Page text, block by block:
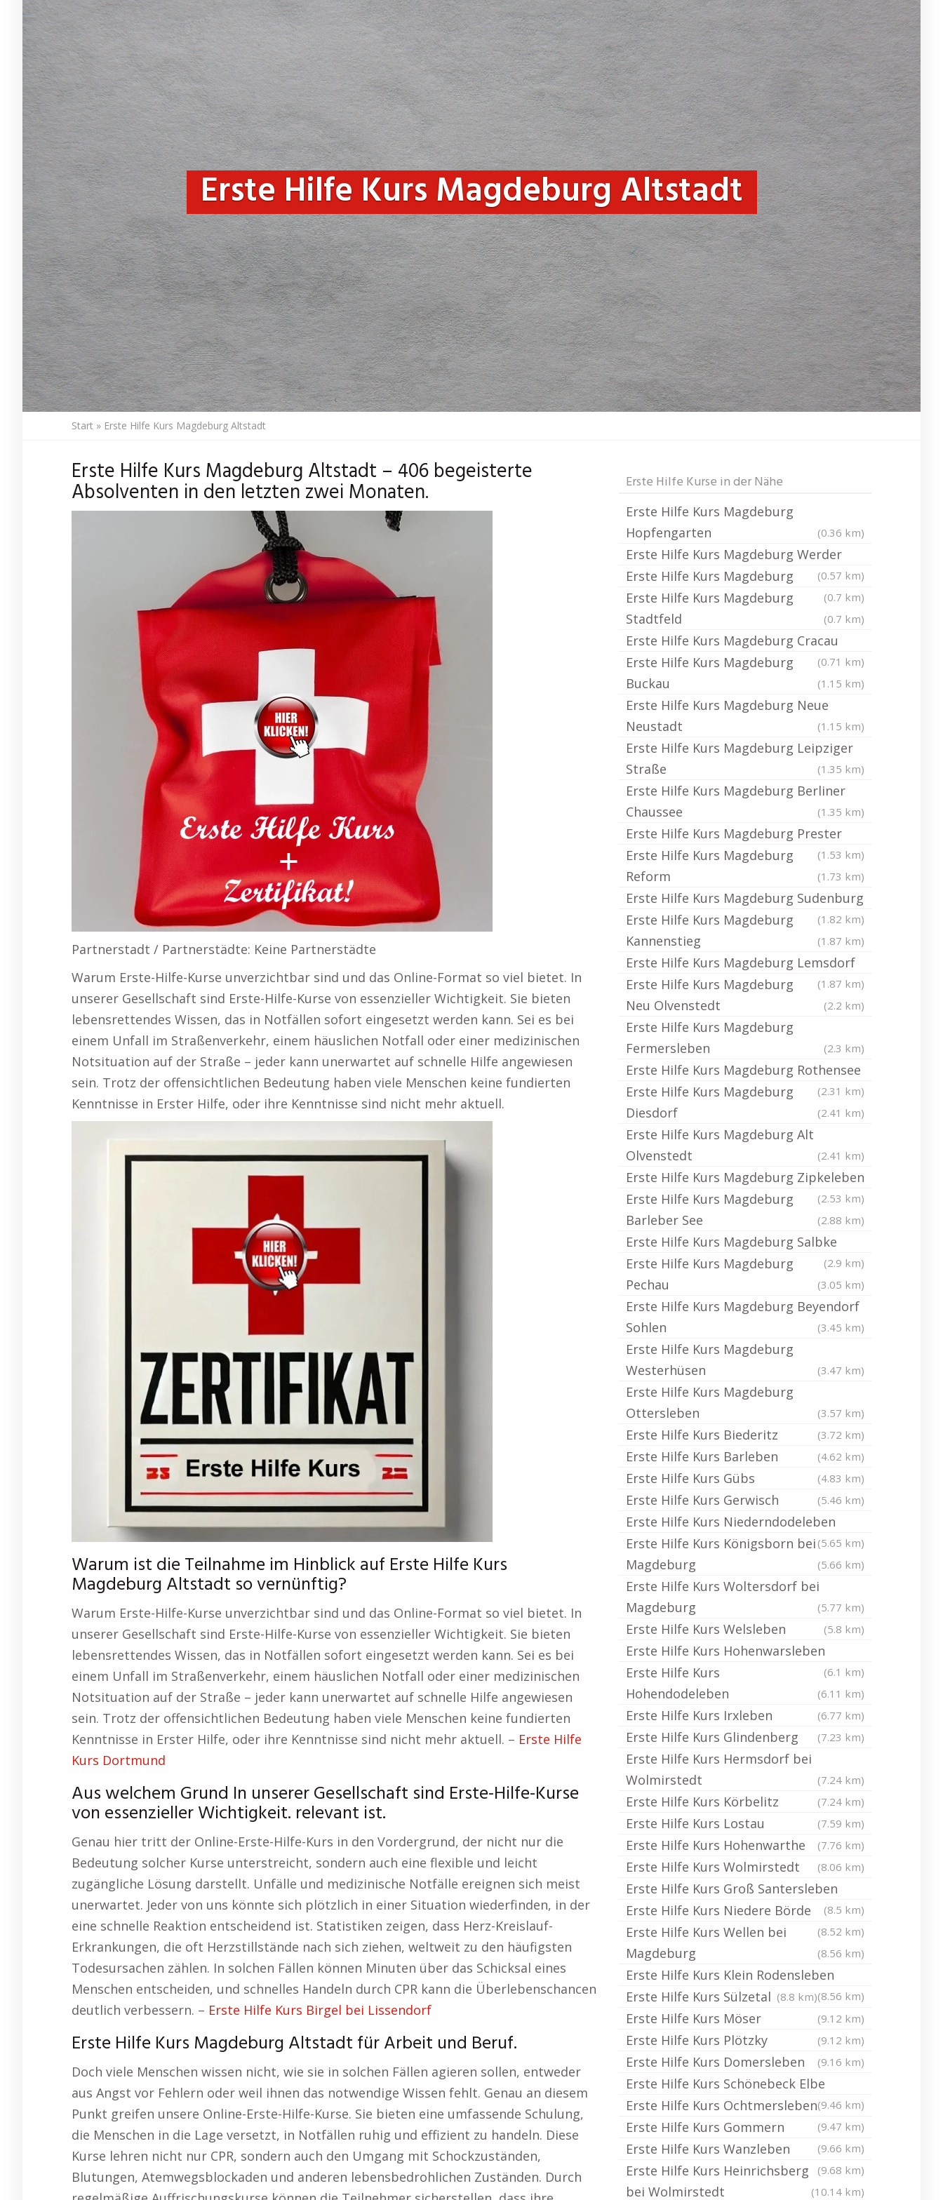
Erste Hilfe Kurs Magdeburg Altstadt
Start » Erste Hilfe Kurs Magdeburg Altstadt
Erste Hilfe Kurs Magdeburg Altstadt – 406 begeisterte
Absolventen in den letzten zwei Monaten.
Partnerstadt / Partnerstädte: Keine Partnerstädte
Warum Erste-Hilfe-Kurse unverzichtbar sind und das Online-Format so viel bietet. In
unserer Gesellschaft sind Erste-Hilfe-Kurse von essenzieller Wichtigkeit. Sie bieten
lebensrettendes Wissen, das in Notfällen sofort eingesetzt werden kann. Sei es bei
einem Unfall im Straßenverkehr, einem häuslichen Notfall oder einer medizinischen
Notsituation auf der Straße – jeder kann unerwartet auf schnelle Hilfe angewiesen
sein. Trotz der offensichtlichen Bedeutung haben viele Menschen keine fundierten
Kenntnisse in Erster Hilfe, oder ihre Kenntnisse sind nicht mehr aktuell.
Warum ist die Teilnahme im Hinblick auf Erste Hilfe Kurs
Magdeburg Altstadt so vernünftig?
Warum Erste-Hilfe-Kurse unverzichtbar sind und das Online-Format so viel bietet. In
unserer Gesellschaft sind Erste-Hilfe-Kurse von essenzieller Wichtigkeit. Sie bieten
lebensrettendes Wissen, das in Notfällen sofort eingesetzt werden kann. Sei es bei
einem Unfall im Straßenverkehr, einem häuslichen Notfall oder einer medizinischen
Notsituation auf der Straße – jeder kann unerwartet auf schnelle Hilfe angewiesen
sein. Trotz der offensichtlichen Bedeutung haben viele Menschen keine fundierten
Kenntnisse in Erster Hilfe, oder ihre Kenntnisse sind nicht mehr aktuell. – Erste Hilfe
Kurs Dortmund
Aus welchem Grund In unserer Gesellschaft sind Erste-Hilfe-Kurse
von essenzieller Wichtigkeit. relevant ist.
Genau hier tritt der Online-Erste-Hilfe-Kurs in den Vordergrund, der nicht nur die
Bedeutung solcher Kurse unterstreicht, sondern auch eine flexible und leicht
zugängliche Lösung darstellt. Unfälle und medizinische Notfälle ereignen sich meist
unerwartet. Jeder von uns könnte sich plötzlich in einer Situation wiederfinden, in der
eine schnelle Reaktion entscheidend ist. Statistiken zeigen, dass Herz-Kreislauf-
Erkrankungen, die oft Herzstillstände nach sich ziehen, weltweit zu den häufigsten
Todesursachen zählen. In solchen Fällen können Minuten über das Schicksal eines
Menschen entscheiden, und schnelles Handeln durch CPR kann die Überlebenschancen
deutlich verbessern. – Erste Hilfe Kurs Birgel bei Lissendorf
Erste Hilfe Kurs Magdeburg Altstadt für Arbeit und Beruf.
Doch viele Menschen wissen nicht, wie sie in solchen Fällen agieren sollen, entweder
aus Angst vor Fehlern oder weil ihnen das notwendige Wissen fehlt. Genau an diesem
Punkt greifen unsere Online-Erste-Hilfe-Kurse. Sie bieten eine umfassende Schulung,
die Menschen in die Lage versetzt, in Notfällen ruhig und effizient zu handeln. Diese
Kurse lehren nicht nur CPR, sondern auch den Umgang mit Schockzuständen,
Blutungen, Atemwegsblockaden und anderen lebensbedrohlichen Zuständen. Durch
Erste Hilfe Kurse in der Nähe
Erste Hilfe Kurs Magdeburg
Hopfengarten
(0.36 km)
Erste Hilfe Kurs Magdeburg Werder
(0.57 km)
Erste Hilfe Kurs Magdeburg
(0.7 km)
Erste Hilfe Kurs Magdeburg
Stadtfeld
(0.7 km)
Erste Hilfe Kurs Magdeburg Cracau
(0.71 km)
Erste Hilfe Kurs Magdeburg
Buckau
(1.15 km)
Erste Hilfe Kurs Magdeburg Neue
Neustadt
(1.15 km)
Erste Hilfe Kurs Magdeburg Leipziger
Straße
(1.35 km)
Erste Hilfe Kurs Magdeburg Berliner
Chaussee
(1.35 km)
Erste Hilfe Kurs Magdeburg Prester
(1.53 km)
Erste Hilfe Kurs Magdeburg
Reform
(1.73 km)
Erste Hilfe Kurs Magdeburg Sudenburg
(1.82 km)
Erste Hilfe Kurs Magdeburg
Kannenstieg
(1.87 km)
Erste Hilfe Kurs Magdeburg Lemsdorf
(1.87 km)
Erste Hilfe Kurs Magdeburg
Neu Olvenstedt
(2.2 km)
Erste Hilfe Kurs Magdeburg
Fermersleben
(2.3 km)
Erste Hilfe Kurs Magdeburg Rothensee
(2.31 km)
Erste Hilfe Kurs Magdeburg
Diesdorf
(2.41 km)
Erste Hilfe Kurs Magdeburg Alt
Olvenstedt
(2.41 km)
Erste Hilfe Kurs Magdeburg Zipkeleben
(2.53 km)
Erste Hilfe Kurs Magdeburg
Barleber See
(2.88 km)
Erste Hilfe Kurs Magdeburg Salbke
(2.9 km)
Erste Hilfe Kurs Magdeburg
Pechau
(3.05 km)
Erste Hilfe Kurs Magdeburg Beyendorf
Sohlen
(3.45 km)
Erste Hilfe Kurs Magdeburg
Westerhüsen
(3.47 km)
Erste Hilfe Kurs Magdeburg
Ottersleben
(3.57 km)
Erste Hilfe Kurs Biederitz (3.72 km)
Erste Hilfe Kurs Barleben (4.62 km)
Erste Hilfe Kurs Gübs (4.83 km)
Erste Hilfe Kurs Gerwisch (5.46 km)
Erste Hilfe Kurs Niederndodeleben
(5.65 km)
Erste Hilfe Kurs Königsborn bei
Magdeburg
(5.66 km)
Erste Hilfe Kurs Woltersdorf bei
Magdeburg
(5.77 km)
Erste Hilfe Kurs Welsleben (5.8 km)
Erste Hilfe Kurs Hohenwarsleben
(6.1 km)
Erste Hilfe Kurs
Hohendodeleben
(6.11 km)
Erste Hilfe Kurs Irxleben (6.77 km)
Erste Hilfe Kurs Glindenberg (7.23 km)
Erste Hilfe Kurs Hermsdorf bei
Wolmirstedt
(7.24 km)
Erste Hilfe Kurs Körbelitz (7.24 km)
Erste Hilfe Kurs Lostau (7.59 km)
Erste Hilfe Kurs Hohenwarthe (7.76 km)
Erste Hilfe Kurs Wolmirstedt (8.06 km)
Erste Hilfe Kurs Groß Santersleben
(8.5 km)
Erste Hilfe Kurs Niedere Börde
(8.52 km)
Erste Hilfe Kurs Wellen bei
Magdeburg
(8.56 km)
Erste Hilfe Kurs Klein Rodensleben
(8.56 km)
Erste Hilfe Kurs Sülzetal (8.8 km)
Erste Hilfe Kurs Möser (9.12 km)
Erste Hilfe Kurs Plötzky (9.12 km)
Erste Hilfe Kurs Domersleben (9.16 km)
Erste Hilfe Kurs Schönebeck Elbe
(9.46 km)
Erste Hilfe Kurs Ochtmersleben
(9.47 km)
Erste Hilfe Kurs Gommern
(9.66 km)
Erste Hilfe Kurs Wanzleben
(9.68 km)
Erste Hilfe Kurs Heinrichsberg
bei Wolmirstedt
(10.14 km)